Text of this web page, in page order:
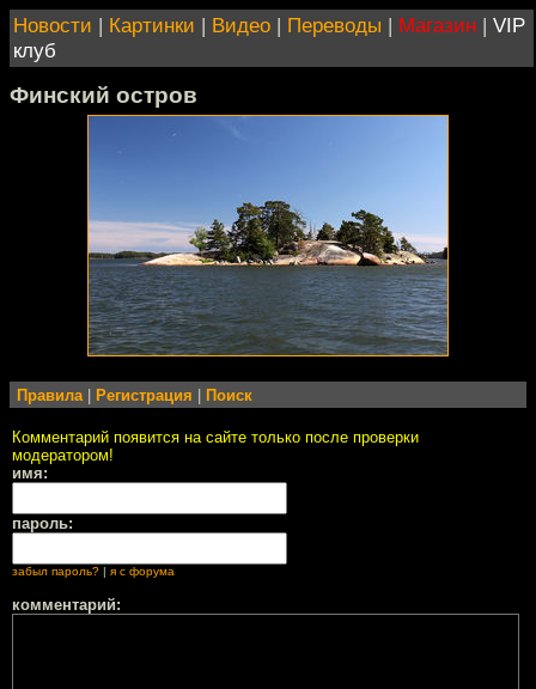
Новости | Картинки | Видео | Переводы | Магазин | VIP
клуб
Финский остров
Правила Регистрация Поиск
Комментарий появится на сайте только после проверки
модератором!
имя:
пароль:
забыл пароль? | я с форума
комментарий: